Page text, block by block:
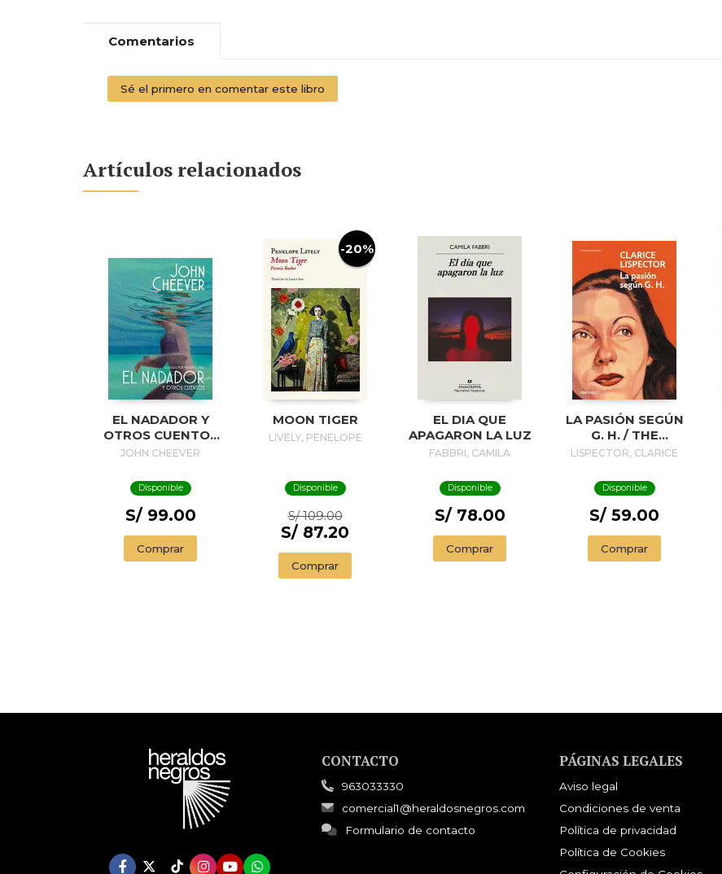
Comentarios
Sé el primero en comentar este libro
Artículos relacionados
EL NADADOR Y
OTROS CUENTOS
(EDICIÓN
SWIMMER AND
OTHER STORIES (
ILLUSTRADED
JOHN CHEEVER
Disponible
S/ 99.00
Comprar
-20%
MOON TIGER
LIVELY, PENELOPE
Disponible
S/ 109.00
S/ 87.20
Comprar
EL DIA QUE
APAGARON LA LUZ
FABBRI, CAMILA
Disponible
S/ 78.00
Comprar
LA PASIÓN SEGÚN
G. H. / THE
PASSION
H.
LISPECTOR, CLARICE
Disponible
S/ 59.00
Comprar
CONTACTO
963033330
comercial1@heraldosnegros.com
Formulario de contacto
PÁGINAS LEGALES
Aviso legal
Condiciones de venta
Política de privacidad
Política de Cookies